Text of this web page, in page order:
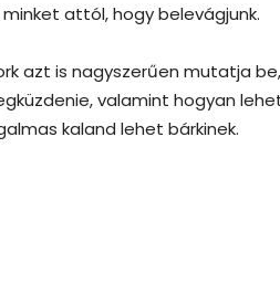
attól, hogy belevágjunk.
azt is nagyszerűen mutatja
valamint hogyan
kaland lehet bárkinek.